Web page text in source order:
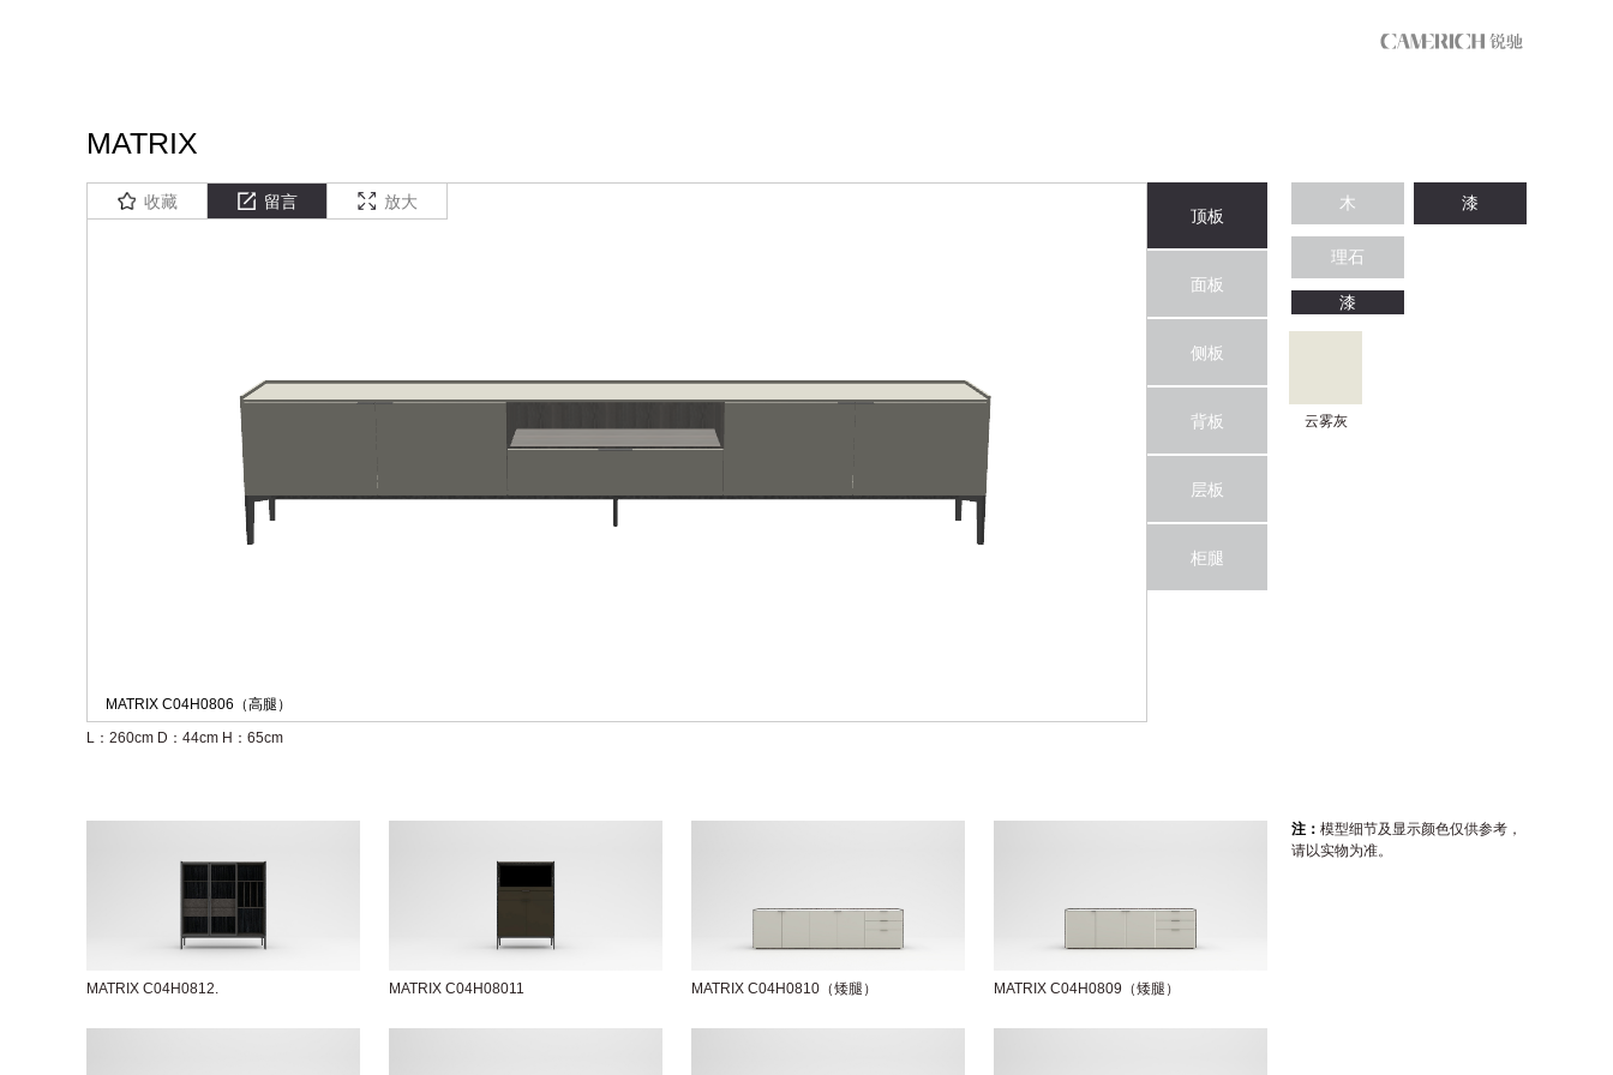
MATRIX
收藏 留言 放大
MATRIX C04H0806（高腿）
L：260cm D：44cm H：65cm
顶板
面板
侧板
背板
层板
柜腿
木 漆
理石
漆
云雾灰
MATRIX C04H0812. MATRIX C04H08011 MATRIX C04H0810（矮腿） MATRIX C04H0809（矮腿）
注： 模型细节及显示颜色仅供参考，
请以实物为准。